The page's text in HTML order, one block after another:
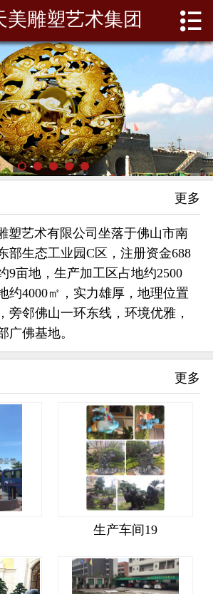
网站首页
最新动态
工程案例
雕塑泥模
美雕塑艺术集团
更多
塑艺术有限公司坐落于佛山市南
部生态工业园C区，注册资金688
9亩地，生产加工区占地约2500
约4000㎡，实力雄厚，地理位置
旁邻佛山一环东线，环境优雅，
广佛基地。
更多
生产车间19